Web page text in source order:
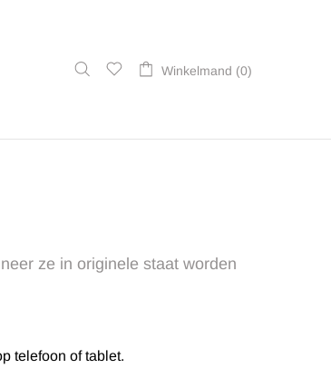
Winkelmand (0)
ze in originele staat worden
telefoon of tablet.